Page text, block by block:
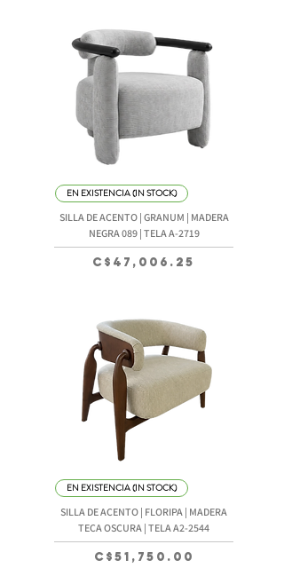
EN EXISTENCIA (IN STOCK)
SILLA DE ACENTO | GRANUM | MADERA
NEGRA 089 | TELA A-2719
Precio
C$47,006.25
EN EXISTENCIA (IN STOCK)
SILLA DE ACENTO | FLORIPA | MADERA
TECA OSCURA | TELA A2-2544
Precio
C$51,750.00